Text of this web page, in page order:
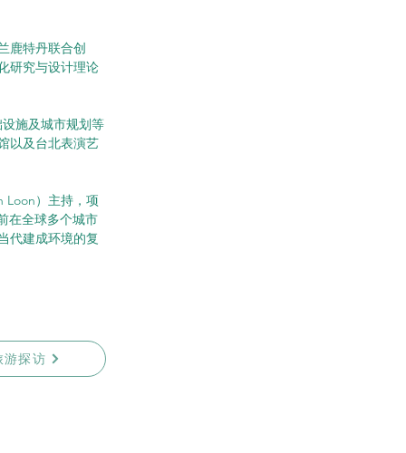
鹿特丹联合创
研究与设计理论
施及城市规划等
以及台北表演艺
Loon）主持，项
在全球多个城市
代建成环境的复
游探访